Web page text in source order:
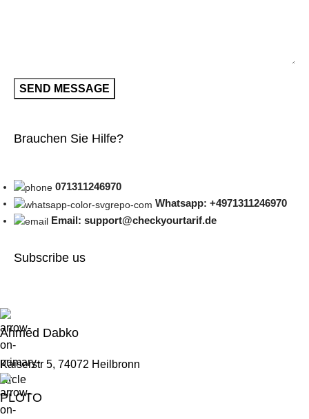
Brauchen Sie Hilfe?
071311246970
Whatsapp: +4971311246970
Email: support@checkyourtarif.de
Subscribe us
Ahmed Dabko
Kaiserstr 5, 74072 Heilbronn
PLOTO